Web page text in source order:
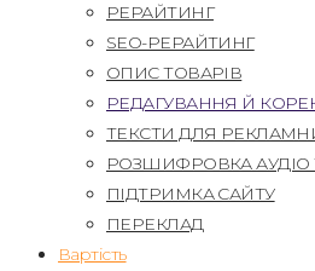
РЕРАЙТИНГ
SEO-РЕРАЙТИНГ
ОПИС ТОВАРІВ
РЕДАГУВАННЯ Й
ТЕКСТИ ДЛЯ
РОЗШИФРОВКА АУДІО
ПІДТРИМКА САЙТУ
ПЕРЕКЛАД
Вартість